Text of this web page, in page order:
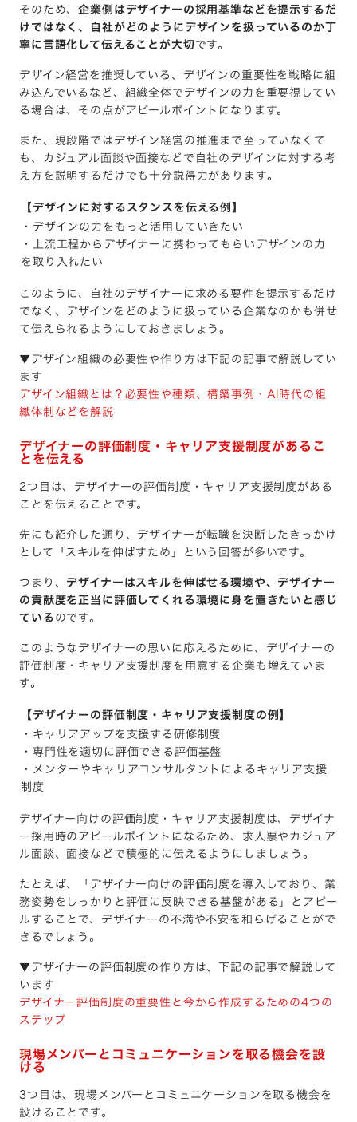
そのため、企業側はデザイナーの採用基準などを提示するだ
けではなく、自社がどのようにデザインを扱っているのか丁
寧に言語化して伝えることが大切です。
デザイン経営を推奨している、デザインの重要性を戦略に組
み込んでいるなど、組織全体でデザインの力を重要視してい
る場合は、その点がアピールポイントになります。
また、現段階ではデザイン経営の推進まで至っていなくて
も、カジュアル面談や面接などで自社のデザインに対する考
え方を説明するだけでも十分説得力があります。
【デザインに対するスタンスを伝える例】
・デザインの力をもっと活用していきたい
・上流工程からデザイナーに携わってもらいデザインの力
を取り入れたい
このように、自社のデザイナーに求める要件を提示するだけ
でなく、デザインをどのように扱っている企業なのかも併せ
て伝えられるようにしておきましょう。
▼デザイン組織の必要性や作り方は下記の記事で解説してい
ます
デザイン組織とは？必要性や種類、構築事例・AI時代の組
織体制などを解説
デザイナーの評価制度・キャリア支援制度があるこ
とを伝える
2つ目は、デザイナーの評価制度・キャリア支援制度がある
ことを伝えることです。
先にも紹介した通り、デザイナーが転職を決断したきっかけ
として「スキルを伸ばすため」という回答が多いです。
つまり、 デザイナーはスキルを伸ばせる環境や、デザイナー
の貢献度を正当に評価してくれる環境に身を置きたいと感じ
ているのです。
このようなデザイナーの思いに応えるために、デザイナーの
評価制度・キャリア支援制度を用意する企業も増えていま
す。
【デザイナーの評価制度・キャリア支援制度の例】
・キャリアアップを支援する研修制度
・専門性を適切に評価できる評価基盤
・メンターやキャリアコンサルタントによるキャリア支援
制度
デザイナー向けの評価制度・キャリア支援制度は、デザイナ
ー採用時のアピールポイントになるため、求人票やカジュア
ル面談、面接などで積極的に伝えるようにしましょう。
たとえば、「デザイナー向けの評価制度を導入しており、業
務姿勢をしっかりと評価に反映できる基盤がある」とアピー
ルすることで、デザイナーの不満や不安を和らげることがで
きるでしょう。
▼デザイナーの評価制度の作り方は、下記の記事で解説して
います
デザイナー評価制度の重要性と今から作成するための4つの
ステップ
現場メンバーとコミュニケーションを取る機会を設
ける
3つ目は、現場メンバーとコミュニケーションを取る機会を
設けることです。